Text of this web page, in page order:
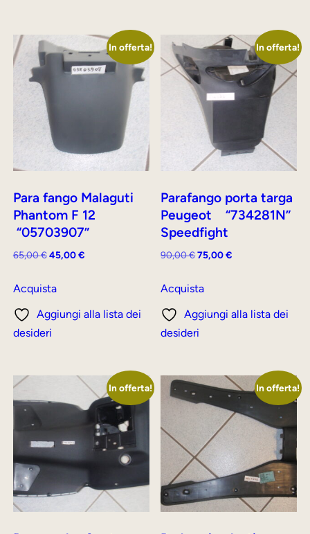
In offerta!
Para fango Malaguti
Phantom F 12
“05703907”
65,00€ Il
originale
65,00 €.
45,00€Il
45,00 €.
Acquista
Aggiungi alla lista dei
desideri
In offerta!
Parafango porta targa
Peugeot “734281N”
Speedfight
90,00€Il
originale
90,00 €.
75,00€
75,00 €.
Acquista
Aggiungi alla lista dei
desideri
In offerta! In offerta!